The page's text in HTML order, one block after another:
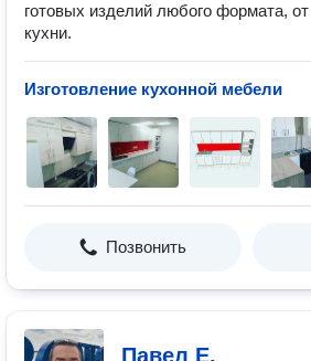
готовых изделий любого формата,
кухни.
Изготовление кухонной мебели
Позвонить
Павел Е.